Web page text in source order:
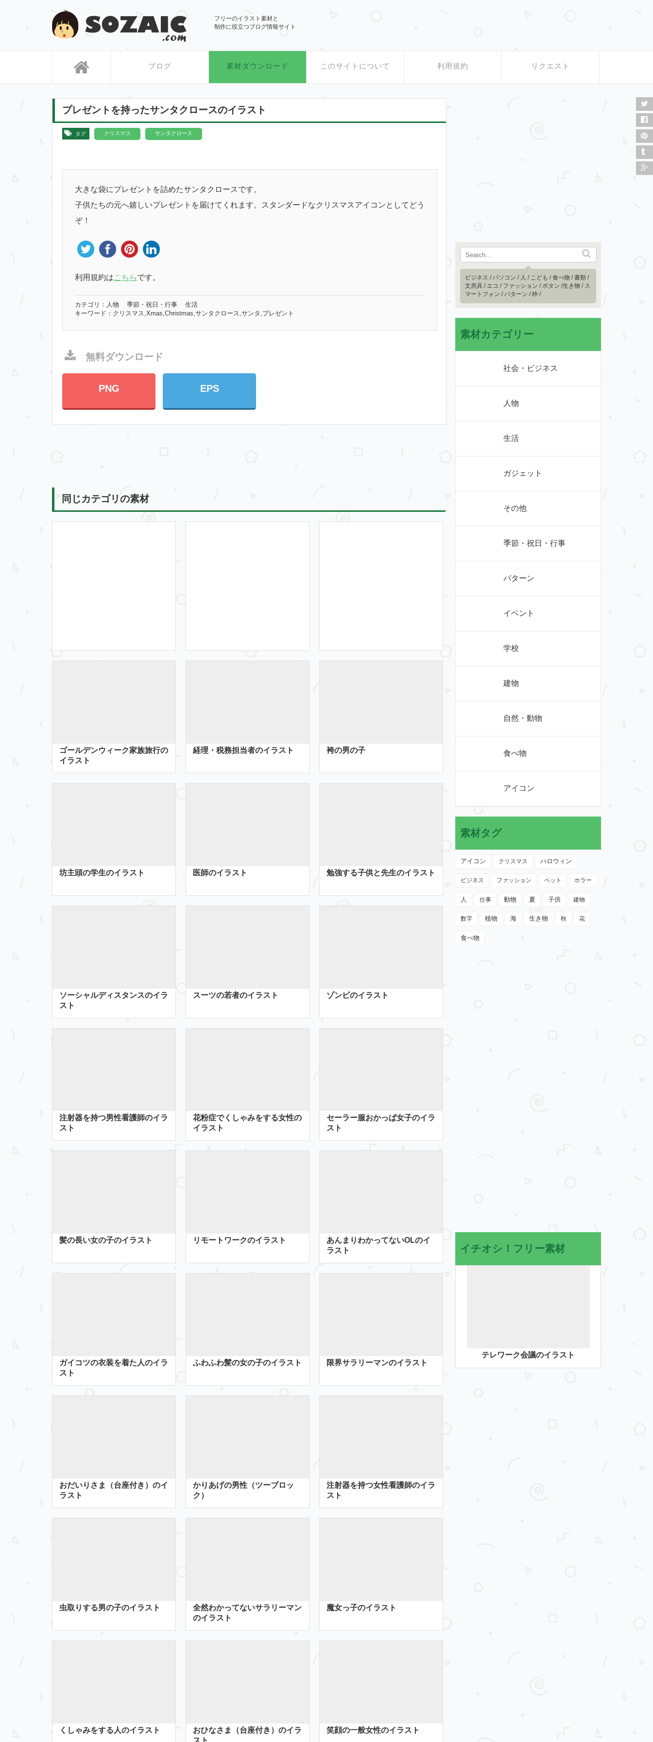
フリーのイラスト素材と
制作に役立つブログ情報サイト
ブログ 素材ダウンロード このサイトについて 利用規約 リクエスト
プレゼントを持ったサンタクロースのイラスト
タグ クリスマス サンタクロース
大きな袋にプレゼントを詰めたサンタクロースです。
子供たちの元へ嬉しいプレゼントを届けてくれます。スタンダードなクリスマスアイコンとしてどう
ぞ！
利用規約はこちらです。
カテゴリ： 人物 季節・祝日・行事
生活
キーワード： クリスマス,Xmas,Christmas,サンタクロース,サンタ,プレゼント
無料ダウンロード
PNG EPS
同じカテゴリの素材
ゴールデンウィーク家族旅行の
イラスト
経理・税務担当者のイラスト 袴の男の子
坊主頭の学生のイラスト 医師のイラスト 勉強する子供と先生のイラスト
ソーシャルディスタンスのイラ
スト
スーツの若者のイラスト ゾンビのイラスト
注射器を持つ男性看護師のイラ
スト
花粉症でくしゃみをする女性の
イラスト
セーラー服おかっぱ女子のイラ
スト
髪の長い女の子のイラスト リモートワークのイラスト
あんまりわかってないOLのイ
ラスト
ガイコツの衣装を着た人のイラ
スト
ふわふわ髪の女の子のイラスト 限界サラリーマンのイラスト
おだいりさま（台座付き）のイ
ラスト
かりあげの男性（ツーブロッ
ク）
注射器を持つ女性看護師のイラ
スト
虫取りする男の子のイラスト
全然わかってないサラリーマン
のイラスト
魔女っ子のイラスト
くしゃみをする人のイラスト
おひなさま（台座付き）のイラ
スト
笑顔の一般女性のイラスト
ビジネス /パソコン / 人 / こども /食べ物 /書類 /
文房具 / エコ / ファッション /ボタン /生き物 / ス
マートフォン /パターン /枠 /
素材カテゴリー
社会・ビジネス
人物
生活
ガジェット
その他
季節・祝日・行事
パターン
イベント
学校
建物
自然・動物
食べ物
アイコン
素材タグ
アイコン クリスマス ハロウィン
ビジネス ファッション ペット ホラー
人 仕事 動物 夏 子供 建物
数字 植物 海 生き物 秋 花
食べ物
イチオシ！フリー素材
テレワーク会議のイラスト